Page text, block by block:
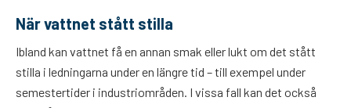
När vattnet stått stilla
Ibland kan vattnet få en annan smak eller lukt om det stått
stilla i ledningarna under en längre tid – till exempel under
semestertider i industriområden. I vissa fall kan det också